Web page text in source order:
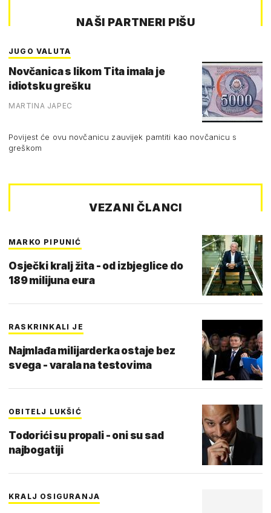
NAŠI PARTNERI PIŠU
JUGO VALUTA
Novčanica s likom Tita imala je
idiotsku grešku
MARTINA JAPEC
Povijest će ovu novčanicu zauvijek pamtiti kao novčanicu s
greškom
VEZANI ČLANCI
MARKO PIPUNIĆ
Osječki kralj žita - od izbjeglice do
189 milijuna eura
RASKRINKALI JE
Najmlađa milijarderka ostaje bez
svega - varala na testovima
OBITELJ LUKŠIĆ
Todorići su propali - oni su sad
najbogatiji
KRALJ OSIGURANJA